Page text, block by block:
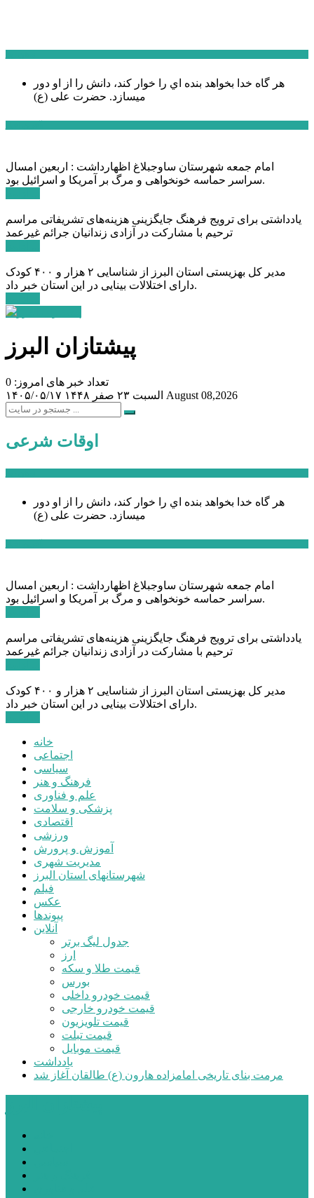
هر گاه خدا بخواهد بنده اي را خوار كند، دانش را از او دور
میسازد. حضرت علی (ع)
امام جمعه شهرستان ساوجبلاغ اظهارداشت : اربعین امسال
سراسر حماسه خونخواهی و مرگ بر آمریکا و اسرائیل بود.
یادداشتی برای ترویج فرهنگ جایگزینی هزینه‌های تشریفاتی مراسم
ترحیم با مشارکت در آزادی زندانیان جرائم غیرعمد
مدیر کل بهزیستی استان البرز از شناسایی ۲ هزار و ۴۰۰ کودک
دارای اختلالات بینایی در این استان خبر داد.
پیشتازان البرز
تعداد خبر های امروز: 0
۱۴۰۵/۰۵/۱۷
السبت ۲۳ صفر ۱۴۴۸ August 08,2026
اوقات شرعی
هر گاه خدا بخواهد بنده اي را خوار كند، دانش را از او دور
میسازد. حضرت علی (ع)
امام جمعه شهرستان ساوجبلاغ اظهارداشت : اربعین امسال
سراسر حماسه خونخواهی و مرگ بر آمریکا و اسرائیل بود.
یادداشتی برای ترویج فرهنگ جایگزینی هزینه‌های تشریفاتی مراسم
ترحیم با مشارکت در آزادی زندانیان جرائم غیرعمد
مدیر کل بهزیستی استان البرز از شناسایی ۲ هزار و ۴۰۰ کودک
دارای اختلالات بینایی در این استان خبر داد.
خانه
اجتماعی
سیاسی
فرهنگ و هنر
علم و فناوری
پزشکی و سلامت
اقتصادی
ورزشی
آموزش و پرورش
مدیریت شهری
شهرستانهای استان البرز
فیلم
عکس
پیوندها
آنلاین
جدول لیگ برتر
ارز
قیمت طلا و سکه
بورس
قیمت خودرو داخلی
قیمت خودرو خارجی
قیمت تلویزیون
قیمت تبلت
قیمت موبایل
یادداشت
مرمت بنای تاریخی امامزاده هارون (ع) طالقان آغاز شد